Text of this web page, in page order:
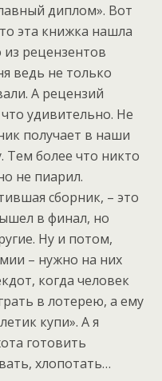
диплом». Вот
эта книжка нашла
из рецензентов
ведь не только
А рецензий
удивительно. Не
получает в наши
Тем более что никто
не пиарил.
сборник, – это
в финал, но
Ну и потом,
– нужно на них
когда человек
в лотерею, а ему
купи». А я
готовить
хлопотать…